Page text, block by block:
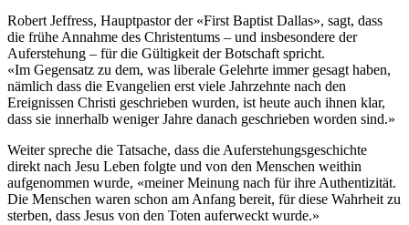
Robert Jeffress, Hauptpastor der «First Baptist Dallas», sagt, dass
die frühe Annahme des Christentums – und insbesondere der
Auferstehung – für die Gültigkeit der Botschaft spricht.
«Im Gegensatz zu dem, was liberale Gelehrte immer gesagt haben,
nämlich dass die Evangelien erst viele Jahrzehnte nach den
Ereignissen Christi geschrieben wurden, ist heute auch ihnen klar,
dass sie innerhalb weniger Jahre danach geschrieben worden sind.»
Weiter spreche die Tatsache, dass die Auferstehungsgeschichte
direkt nach Jesu Leben folgte und von den Menschen weithin
aufgenommen wurde, «meiner Meinung nach für ihre Authentizität.
Die Menschen waren schon am Anfang bereit, für diese Wahrheit zu
sterben, dass Jesus von den Toten auferweckt wurde.»